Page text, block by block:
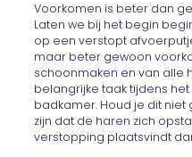
Voorkomen is beter dan
Laten we bij het begin
op een verstopt
maar beter gewoon
schoonmaken en van alle
belangrijke taak tijdens
badkamer. Houd je dit
zijn dat de haren zich
verstopping plaatsvindt